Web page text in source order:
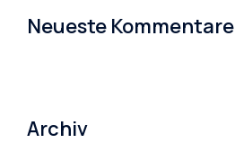
Neueste Kommentare
Archiv